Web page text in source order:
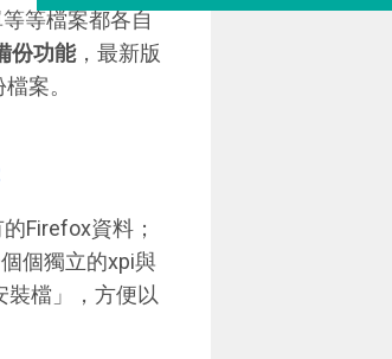
等檔案都各自
份功能，最新版
案。
Firefox資料；
個獨立的xpi與
裝檔」，方便以